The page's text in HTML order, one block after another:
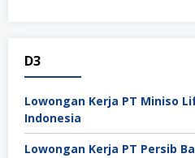
D3
Lowongan Kerja PT Miniso
Indonesia
Lowongan Kerja PT Persib